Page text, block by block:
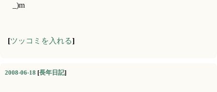
_)m
[ツッコミを入れる]
2008-06-18 [長年日記]